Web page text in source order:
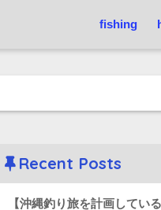
fishing
Recent Posts
【沖縄釣り旅を計画してい